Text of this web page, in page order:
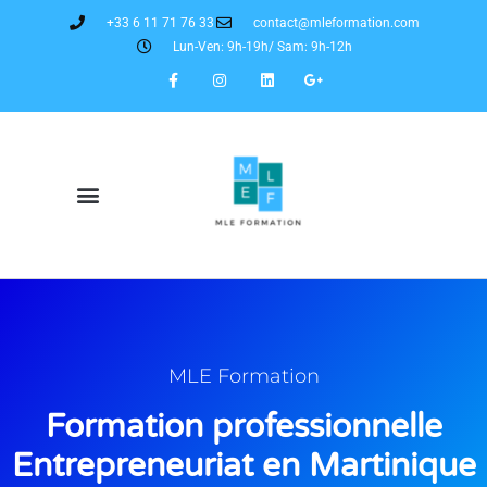
+33 6 11 71 76 33
contact@mleformation.com
Lun-Ven: 9h-19h/ Sam: 9h-12h
MLE Formation
Formation professionnelle
Entrepreneuriat en Martinique